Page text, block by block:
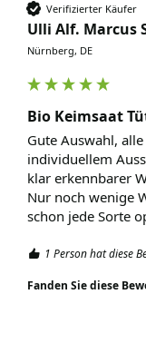
Verifizierter Käufer
Ulli Alf. Marcus
Nürnberg, DE
Bio Keimsaat
Gute Auswahl,
individuellem
klar erkennbarer
Nur noch wenige
schon jede Sorte
1 Person hat diese
Fanden Sie diese